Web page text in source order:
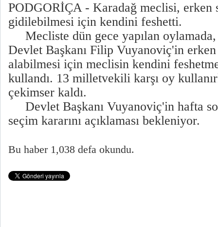
PODGORİÇA - Karadağ meclisi, erken
gidilebilmesi için kendini feshetti.
Mecliste dün gece yapılan
Devlet Başkanı Filip Vuyanoviç'in erken
alabilmesi için meclisin kendini
kullandı. 13 milletvekili karşı oy
çekimser kaldı.
Devlet Başkanı Vuyanoviç'in hafta
seçim kararını açıklaması bekleniyor.
Bu haber 1,038 defa okundu.